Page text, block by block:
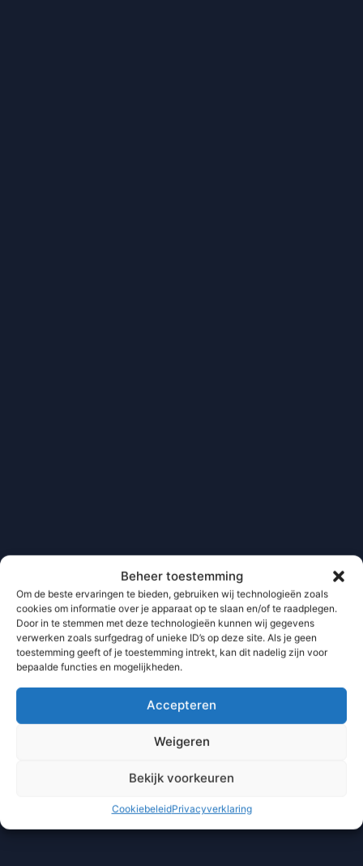
Beheer toestemming
Om de beste ervaringen te bieden, gebruiken wij technologieën zoals
cookies om informatie over je apparaat op te slaan en/of te raadplegen.
Door in te stemmen met deze technologieën kunnen wij gegevens
verwerken zoals surfgedrag of unieke ID’s op deze site. Als je geen
toestemming geeft of je toestemming intrekt, kan dit nadelig zijn voor
bepaalde functies en mogelijkheden.
Accepteren
Weigeren
Bekijk voorkeuren
CookiebeleidPrivacyverklaring